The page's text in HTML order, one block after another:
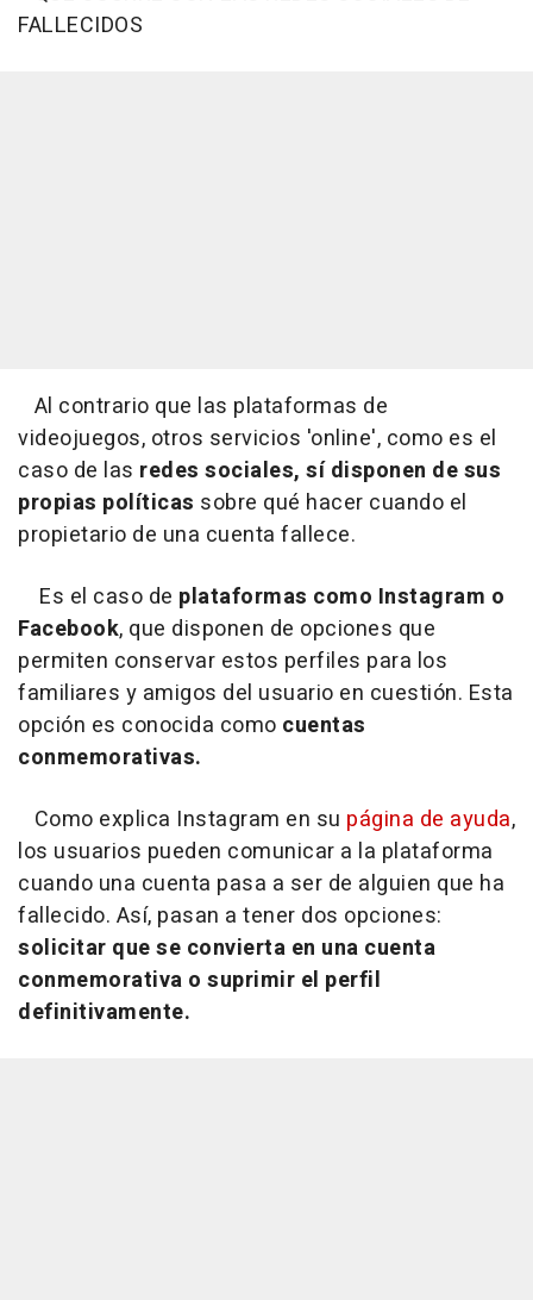
FALLECIDOS
Al contrario que las plataformas de
videojuegos, otros servicios 'online', como es el
caso de las redes sociales, sí disponen de sus
propias políticas sobre qué hacer cuando el
propietario de una cuenta fallece.
Es el caso de plataformas como Instagram o
Facebook, que disponen de opciones que
permiten conservar estos perfiles para los
familiares y amigos del usuario en cuestión. Esta
opción es conocida como cuentas
conmemorativas.
Como explica Instagram en su página de ayuda,
los usuarios pueden comunicar a la plataforma
cuando una cuenta pasa a ser de alguien que ha
fallecido. Así, pasan a tener dos opciones:
solicitar que se convierta en una cuenta
conmemorativa o suprimir el perfil
definitivamente.